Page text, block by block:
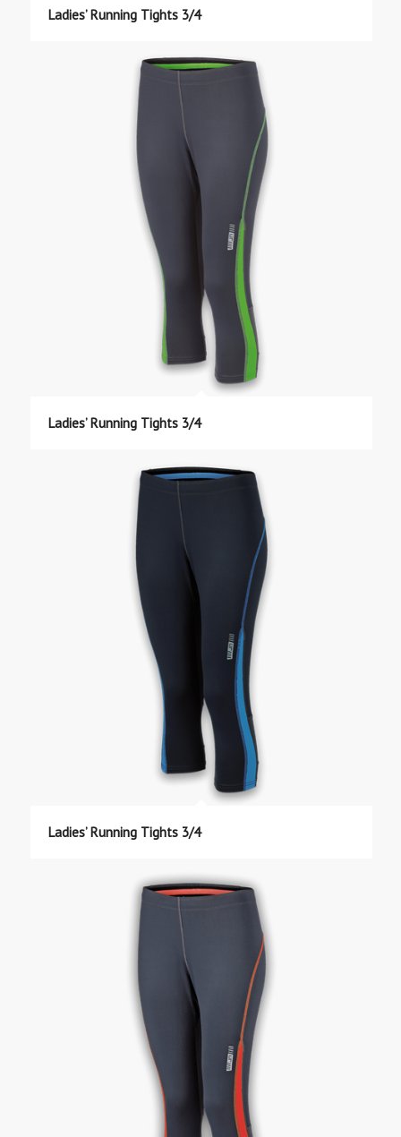
Ladies’ Running Tights 3/4
Ladies’ Running Tights 3/4
Ladies’ Running Tights 3/4